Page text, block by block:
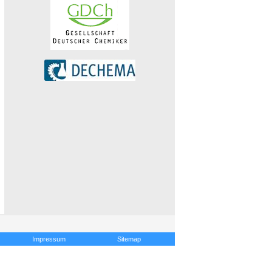
Impressum Sitemap